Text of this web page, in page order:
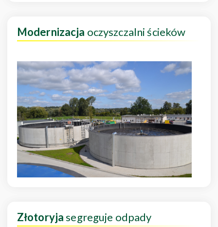
Modernizacja oczyszczalni ścieków
Złotoryjasegreguje odpady